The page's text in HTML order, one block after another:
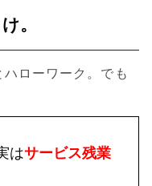
。
ローワーク。でも
はサービス残業